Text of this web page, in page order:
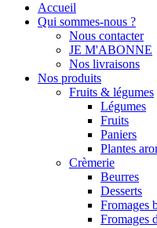
Accueil
Qui sommes-nous ?
Nous contacter
JE M'ABONNE
Nos livraisons
Nos produits
Fruits & légumes
Légumes
Fruits
Paniers
Plantes
Crèmerie
Beurres
Desserts
Fromages
Fromages